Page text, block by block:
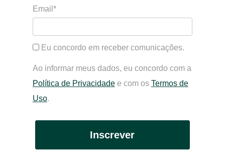
Email*
Eu concordo em receber comunicações.
Ao informar meus dados, eu concordo com a
Política de Privacidadee com os Termos de
Uso.
Inscrever